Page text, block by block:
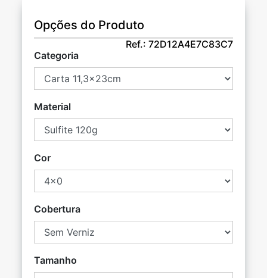
Opções do Produto
Ref.: 72D12A4E7C83C7
Categoria
Material
Cor
Cobertura
Tamanho